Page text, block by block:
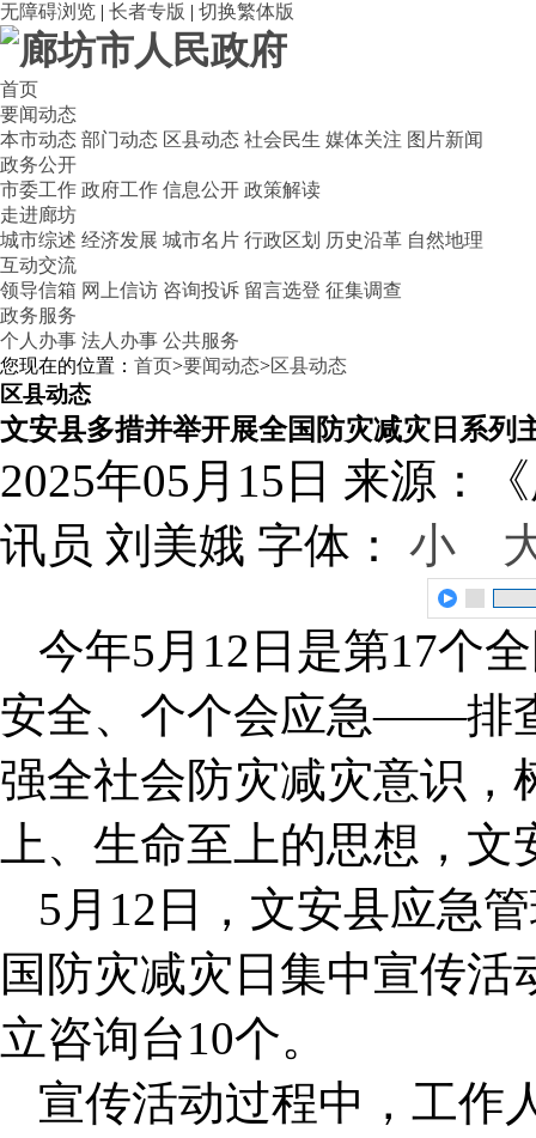
无障碍浏览 | 长者专版 | 切换繁体版
首页
要闻动态
本市动态 部门动态 区县动态 社会民生 媒体关注 图片新闻
政务公开
市委工作 政府工作 信息公开 政策解读
走进廊坊
城市综述 经济发展 城市名片 行政区划 历史沿革 自然地理
互动交流
领导信箱 网上信访 咨询投诉 留言选登 征集调查
政务服务
个人办事 法人办事 公共服务
您现在的位置： 首页>要闻动态>区县动态
区县动态
文安县多措并举开展全国防灾减灾日系列
2025年05月15日 来源：
讯员 刘美娥 字体： 小
今年5月12日是第17个
安全、个个会应急——排
强全社会防灾减灾意识，
上、生命至上的思想，
5月12日，文安县应急
国防灾减灾日集中宣传活
立咨询台10个。
宣传活动过程中，工作